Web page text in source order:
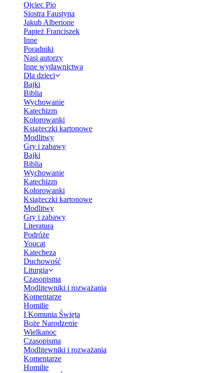
Ojciec Pio
Siostra Faustyna
Jakub Alberione
Papież Franciszek
Inne
Poradniki
Nasi autorzy
Inne wydawnictwa
Dla dzieci
Bajki
Biblia
Wychowanie
Katechizm
Kolorowanki
Książeczki kartonowe
Modlitwy
Gry i zabawy
Bajki
Biblia
Wychowanie
Katechizm
Kolorowanki
Książeczki kartonowe
Modlitwy
Gry i zabawy
Literatura
Podróże
Youcat
Katecheza
Duchowość
Liturgia
Czasopisma
Modlitewniki i rozważania
Komentarze
Homilie
I Komunia Święta
Boże Narodzenie
Wielkanoc
Czasopisma
Modlitewniki i rozważania
Komentarze
Homilie